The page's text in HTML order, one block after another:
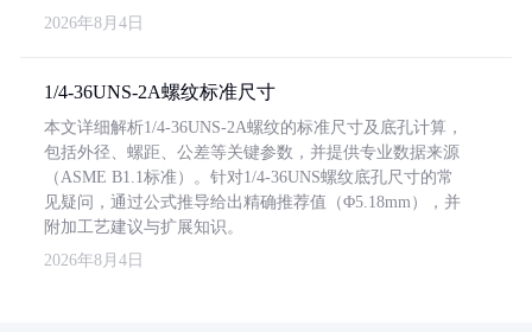
2026年8月4日
1/4-36UNS-2A螺纹标准尺寸
本文详细解析1/4-36UNS-2A螺纹的标准尺寸及底孔计算，
包括外径、螺距、公差等关键参数，并提供专业数据来源
（ASME B1.1标准）。针对1/4-36UNS螺纹底孔尺寸的常
见疑问，通过公式推导给出精确推荐值（Φ5.18mm），并
附加工艺建议与扩展知识。
2026年8月4日